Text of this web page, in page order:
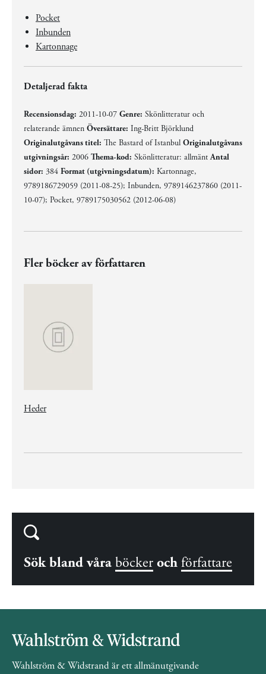
Pocket
Inbunden
Kartonnage
Detaljerad fakta
Recensionsdag: 2011-10-07 Genre: Skönlitteratur och
relaterande ämnen Översättare: Ing-Britt Björklund
Originalutgåvans titel: The Bastard of Istanbul Originalutgåvans
utgivningsår: 2006 Thema-kod: Skönlitteratur: allmäntAntal
sidor: 384 Format (utgivningsdatum): Kartonnage,
9789186729059 (2011-08-25); Inbunden, 9789146237860 (2011-
10-07); Pocket, 9789175030562 (2012-06-08)
Fler böcker av författaren
Heder
Sök bland våra böcker och författare
Wahlström & Widstrand är ett allmänutgivande